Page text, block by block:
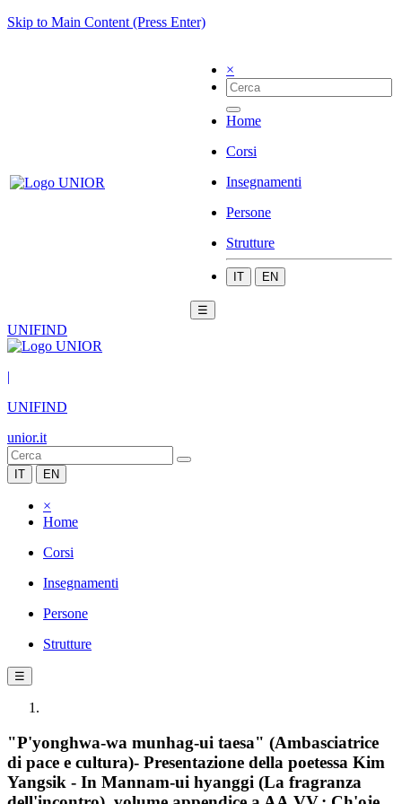
Skip to Main Content (Press Enter)
×
Home
Corsi
Insegnamenti
Persone
Strutture
IT EN
☰
UNIFIND
|
UNIFIND
unior.it
IT EN
×
Home
Corsi
Insegnamenti
Persone
Strutture
☰
"P'yonghwa-wa munhag-ui taesa" (Ambasciatrice
di pace e cultura)- Presentazione della poetessa Kim
Yangsik - In Mannam-ui hyanggi (La fragranza